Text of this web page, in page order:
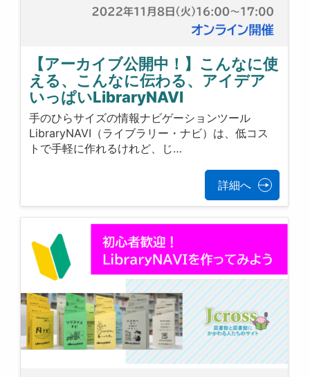
【アーカイブ公開中！】こんなに使
える、こんなに伝わる、アイデア
いっぱいLibraryNAVI
手のひらサイズの情報ナビゲーションツール
LibraryNAVI（ライブラリー・ナビ）は、低コス
トで手軽に作れるけれど、じ…
詳細へ